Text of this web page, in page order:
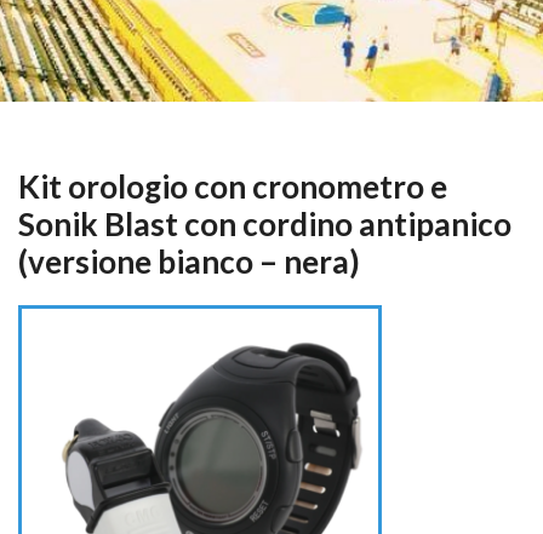
Kit orologio con cronometro e
Sonik Blast con cordino antipanico
(versione bianco – nera)